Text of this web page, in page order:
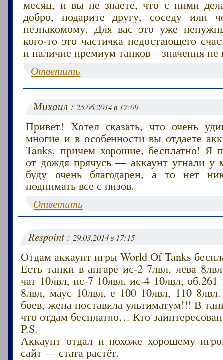
месяц, и вы не знаете, что с ними
добро, подарите другу, соседу или
незнакомому. Для вас это уже
кого-то это частичка недостающего
и наличие премиум танков – значения не
Ответить
Михаил :25.06.2014 в 17:09
Привет! Хотел сказать, что очень
многие и в особенности вы отдаете
Tanks, причем хорошие, бесплатно! Я
от дождя прячусь — аккаунт угнали у
буду очень благодарен, а то нет
поднимать все с низов.
Ответить
Respoint :29.03.2014 в 17:15
Отдам аккаунт игры World Of Tanks
Есть танки в ангаре ис-2 7лвл, лева
чат 10лвл, ис-7 10лвл, ис-4 10лвл,
8лвл, маус 10лвл, е 100 10лвл, 110
боев, жена поставила ультиматум!!! В
что отдам бесплатно… Кто
P.S.
Аккаунт отдал и похоже хорошему
сайт — стата растёт.